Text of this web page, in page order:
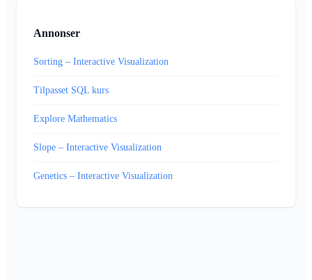
Annonser
Sorting – Interactive Visualization
Tilpasset SQL kurs
Explore Mathematics
Slope – Interactive Visualization
Genetics – Interactive Visualization